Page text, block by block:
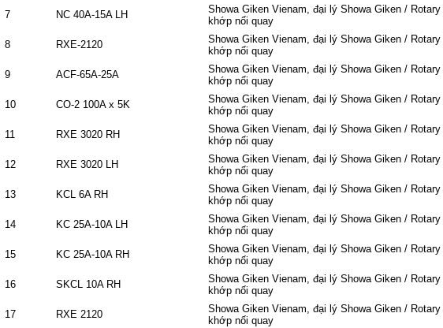
7
NC 40A-15A LH
Showa Giken Vienam, đại lý Showa Giken /
khớp nối quay
8
RXE-2120
Showa Giken Vienam, đại lý Showa Giken /
khớp nối quay
9
ACF-65A-25A
Showa Giken Vienam, đại lý Showa Giken /
khớp nối quay
10
CO-2 100A x 5K
Showa Giken Vienam, đại lý Showa Giken /
khớp nối quay
11
RXE 3020 RH
Showa Giken Vienam, đại lý Showa Giken /
khớp nối quay
12
RXE 3020 LH
Showa Giken Vienam, đại lý Showa Giken /
khớp nối quay
13
KCL 6A RH
Showa Giken Vienam, đại lý Showa Giken /
khớp nối quay
14
KC 25A-10A LH
Showa Giken Vienam, đại lý Showa Giken /
khớp nối quay
15
KC 25A-10A RH
Showa Giken Vienam, đại lý Showa Giken /
khớp nối quay
16
SKCL 10A RH
Showa Giken Vienam, đại lý Showa Giken /
khớp nối quay
17
RXE 2120
Showa Giken Vienam, đại lý Showa Giken /
khớp nối quay